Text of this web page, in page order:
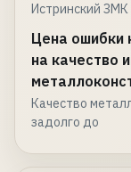
Истринский ЗМК
Цена ошибки
на качество
Качество
задолго до